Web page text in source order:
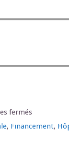
ferméssur
fiches
, Financement,